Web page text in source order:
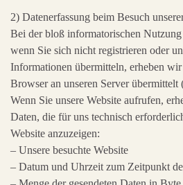
2) Datenerfassung beim Besuch
Bei der bloß informatorischen Nutzung
wenn Sie sich nicht registrieren oder
Informationen übermitteln, erheben
Browser an unseren Server übermittelt
Wenn Sie unsere Website aufrufen,
Daten, die für uns technisch
Website anzuzeigen:
– Unsere besuchte Website
– Datum und Uhrzeit zum Zeitpunkt